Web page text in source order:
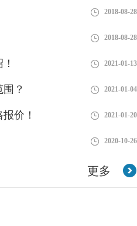
2018-08-28
2018-08-28
2021-01-13
？ 2021-01-04
价！ 2021-01-20
2020-10-26
更多
咸水，设产水冲洗管路
渗透技术，将高浓度的水变为低浓度
属、细菌、病毒等大量混入水中的杂
定的理化指标及卫生标准
享！
怕见到，因为不仅对其不了解，甚至
急需使用的话会比较麻烦，那么我们